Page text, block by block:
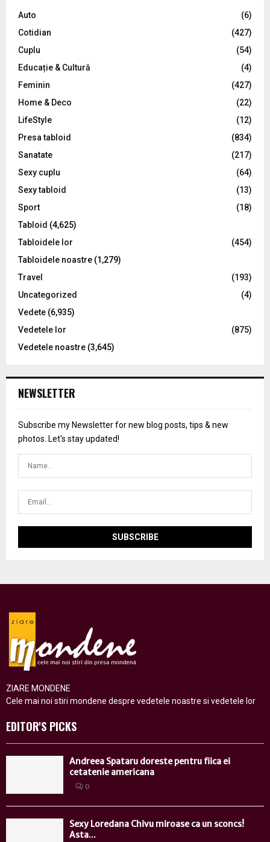
o
:
C
Auto
(6)
Cotidian
(427)
Cuplu
(54)
Educație & Cultură
(4)
Feminin
(427)
Home & Deco
(22)
LifeStyle
(12)
Presa tabloid
(834)
Sanatate
(217)
Sexy cuplu
(64)
Sexy tabloid
(13)
Sport
(18)
Tabloid (4,625)
Tabloidele lor
(454)
Tabloidele noastre (1,279)
Travel
(193)
Uncategorized
(4)
Vedete (6,935)
Vedetele lor
(875)
Vedetele noastre (3,645)
NEWSLETTER
Subscribe my Newsletter for new blog posts, tips & new
photos. Let's stay updated!
ZIARE MONDENE
Cele mai noi stiri mondene despre vedetele noastre si vedetele lor
EDITOR'S PICKS
Andreea Spataru doreste pentru fiica ei
cetatenie americana
0
Sexy Loredana Chivu miroase ca un sconcs!
Asta...